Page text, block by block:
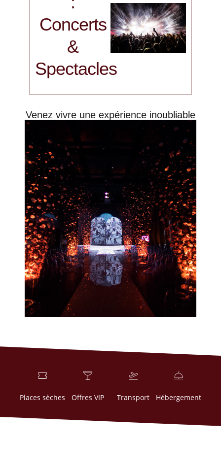
Concerts
&
Spectacles
Venez vivre une expérience inoubliable
Places sèches Offres VIP Transport Hébergement